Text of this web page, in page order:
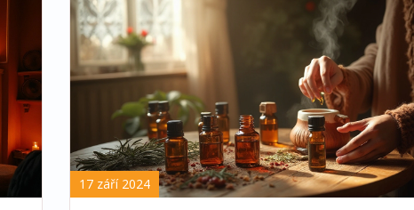
s vonnými tyčinkami.
17 září 2024